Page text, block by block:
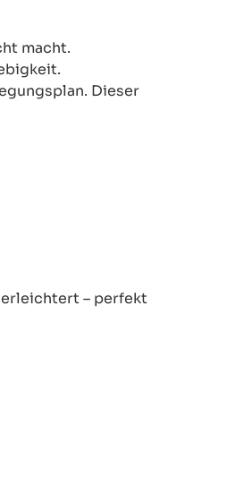
macht.
Dieser
– perfekt